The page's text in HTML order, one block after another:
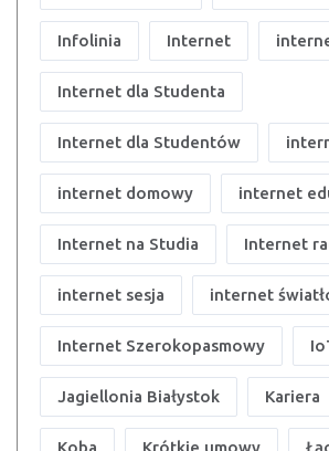
Infolinia Internet
Internet dla Studenta
Internet dla Studentów
internet domowy internet
Internet na Studia Internet
internet sesja internet
Internet Szerokopasmowy
Jagiellonia Białystok Kariera
Koba Krótkie umowy